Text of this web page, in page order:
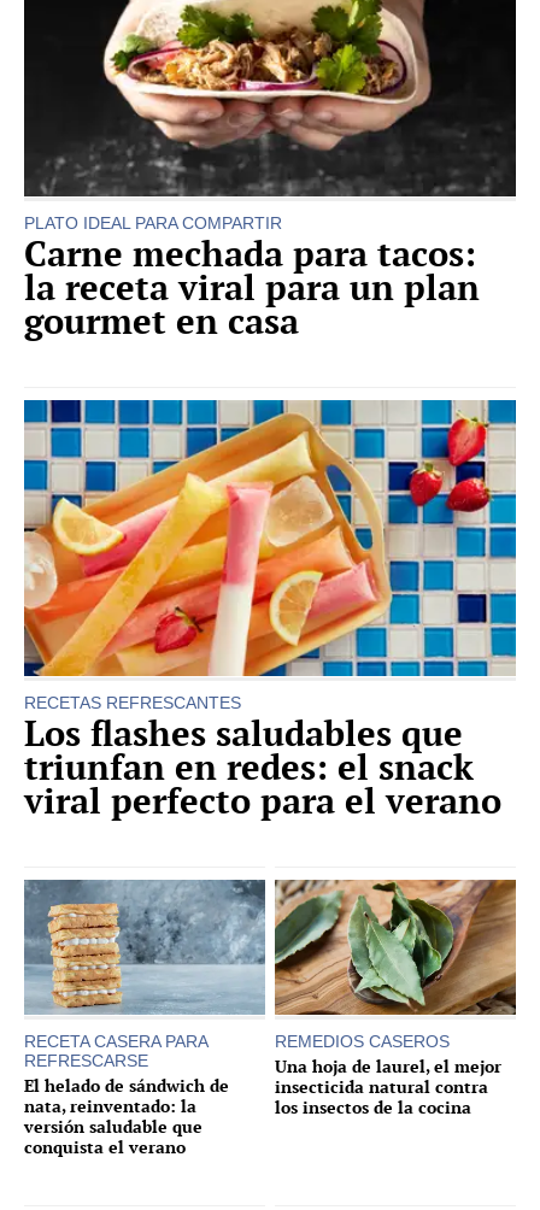
PLATO IDEAL PARA COMPARTIR
Carne mechada para tacos:
la receta viral para un plan
gourmet en casa
RECETAS REFRESCANTES
Los flashes saludables que
triunfan en redes: el snack
viral perfecto para el verano
RECETA CASERA PARA
REFRESCARSE
El helado de sándwich de
nata, reinventado: la
versión saludable que
conquista el verano
REMEDIOS CASEROS
Una hoja de laurel, el mejor
insecticida natural contra
los insectos de la cocina